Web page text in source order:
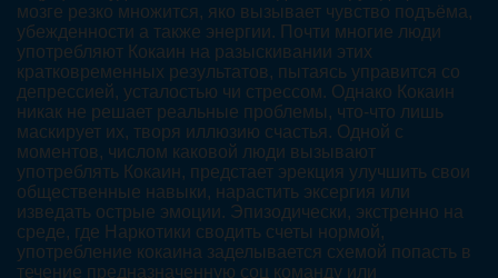
мозге резко множится, яко вызывает чувство подъёма,
убежденности а также энергии. Почти многие люди
употребляют Кокаин на разыскивании этих
кратковременных результатов, пытаясь управится со
депрессией, усталостью чи стрессом. Однако Кокаин
никак не решает реальные проблемы, что-что лишь
маскирует их, творя иллюзию счастья. Одной с
моментов, числом каковой люди вызывают
употреблять Кокаин, предстает эрекция улучшить свои
общественные навыки, нарастить эксергия или
изведать острые эмоции. Эпизодически, экстренно на
среде, где Наркотики сводить счеты нормой,
употребление кокаина заделывается схемой попасть в
течение предназначенную соц команду или